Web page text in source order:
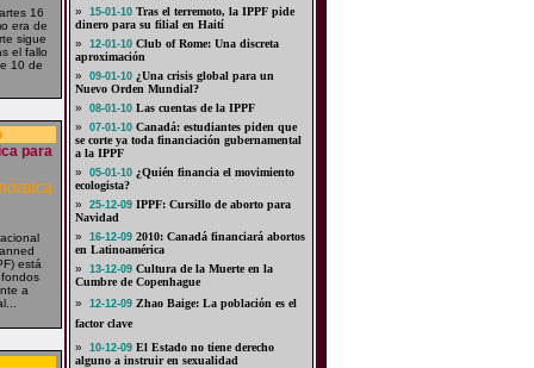
16
era de
sigue
el fallo
10 de
para
está
a
»
15-01-10Tras el terremoto, la IPPF pide
dinero para su filial en Haití
»
12-01-10Club of Rome: Una discreta
aproximación
»
09-01-10¿Una crisis global para un
Nuevo Orden Mundial?
»
08-01-10Las cuentas de la IPPF
»
07-01-10Canadá: estudiantes piden que
se corte ya toda financiación gubernamental
a la IPPF
»
05-01-10¿Quién financia el movimiento
ecologista?
»
25-12-09IPPF: Cursillo de aborto para
Navidad
»
16-12-092010: Canadá financiará abortos
en Latinoamérica
»
13-12-09Cultura de la Muerte en la
Cumbre de Copenhague
»
12-12-09Zhao Baige: La población es el
factor clave
»
10-12-09El Estado no tiene derecho
alguno a instruir en sexualidad